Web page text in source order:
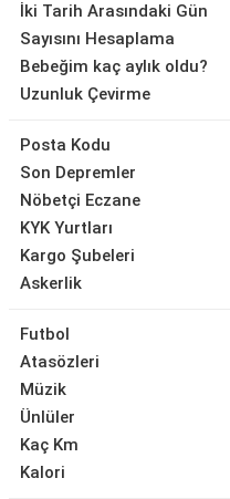
İki Tarih Arasındaki Gün
Sayısını Hesaplama
Bebeğim kaç aylık oldu?
Uzunluk Çevirme
Posta Kodu
Son Depremler
Nöbetçi Eczane
KYK Yurtları
Kargo Şubeleri
Askerlik
Futbol
Atasözleri
Müzik
Ünlüler
Kaç Km
Kalori